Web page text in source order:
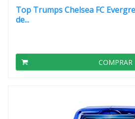
Top Trumps Chelsea FC
de...
COMPRAR